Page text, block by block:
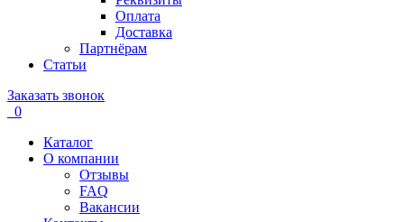
Оплата
Доставка
Партнёрам
Статьи
Заказать звонок
0
Каталог
О компании
Отзывы
FAQ
Вакансии